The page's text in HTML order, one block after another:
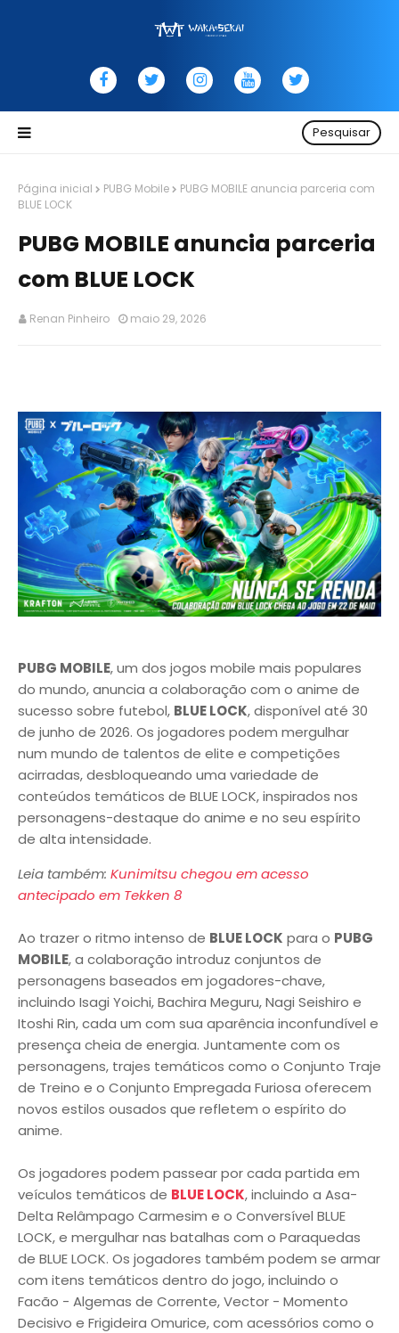
Pesquisar
Página inicial PUBG Mobile
PUBG MOBILE anuncia parceria com
BLUE LOCK
PUBG MOBILE anuncia parceria
com BLUE LOCK
Renan Pinheiro maio 29, 2026
PUBG MOBILE, um dos jogos mobile mais populares
do mundo, anuncia a colaboração com o anime de
sucesso sobre futebol, BLUE LOCK, disponível até 30
de junho de 2026. Os jogadores podem mergulhar
num mundo de talentos de elite e competições
acirradas, desbloqueando uma variedade de
conteúdos temáticos de BLUE LOCK, inspirados nos
personagens-destaque do anime e no seu espírito
de alta intensidade.
Leia também: Kunimitsu chegou em acesso
antecipado em Tekken 8
Ao trazer o ritmo intenso de BLUE LOCK para o PUBG
MOBILE, a colaboração introduz conjuntos de
personagens baseados em jogadores-chave,
incluindo Isagi Yoichi, Bachira Meguru, Nagi Seishiro e
Itoshi Rin, cada um com sua aparência inconfundível e
presença cheia de energia. Juntamente com os
personagens, trajes temáticos como o Conjunto Traje
de Treino e o Conjunto Empregada Furiosa oferecem
novos estilos ousados que refletem o espírito do
anime.
Os jogadores podem passear por cada partida em
veículos temáticos de BLUE LOCK, incluindo a Asa-
Delta Relâmpago Carmesim e o Conversível BLUE
LOCK, e mergulhar nas batalhas com o Paraquedas
de BLUE LOCK. Os jogadores também podem se armar
com itens temáticos dentro do jogo, incluindo o
Facão - Algemas de Corrente, Vector - Momento
Decisivo e Frigideira Omurice, com acessórios como o